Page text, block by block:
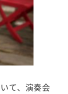
て、演奏会